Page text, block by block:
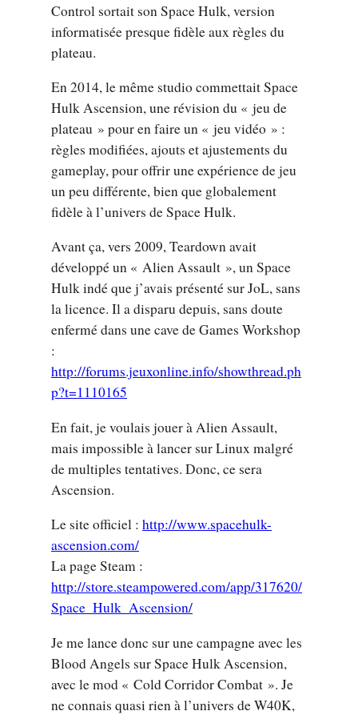
Control sortait son Space Hulk, version
informatisée presque fidèle aux règles du
plateau.
En 2014, le même studio commettait Space
Hulk Ascension, une révision du « jeu de
plateau » pour en faire un « jeu vidéo » :
règles modifiées, ajouts et ajustements du
gameplay, pour offrir une expérience de jeu
un peu différente, bien que globalement
fidèle à l’univers de Space Hulk.
Avant ça, vers 2009, Teardown avait
développé un « Alien Assault », un Space
Hulk indé que j’avais présenté sur JoL, sans
la licence. Il a disparu depuis, sans doute
enfermé dans une cave de Games Workshop
:
http://forums.jeuxonline.info/showthread.ph
p?t=1110165
En fait, je voulais jouer à Alien Assault,
mais impossible à lancer sur Linux malgré
de multiples tentatives. Donc, ce sera
Ascension.
Le site officiel : http://www.spacehulk-
ascension.com/
La page Steam :
http://store.steampowered.com/app/317620/
Space_Hulk_Ascension/
Je me lance donc sur une campagne avec les
Blood Angels sur Space Hulk Ascension,
avec le mod « Cold Corridor Combat ». Je
ne connais quasi rien à l’univers de W40K,